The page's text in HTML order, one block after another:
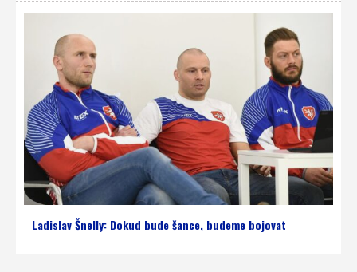
Ladislav Šnelly: Dokud bude šance, budeme bojovat